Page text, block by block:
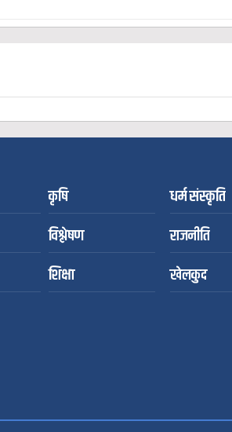
कृषि
धर्म संस्कृति
विश्लेषण
राजनीति
शिक्षा खेलकुद